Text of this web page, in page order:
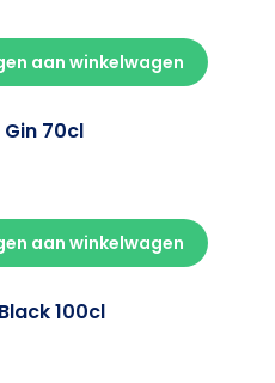
aan winkelwagen
70cl
aan winkelwagen
100cl